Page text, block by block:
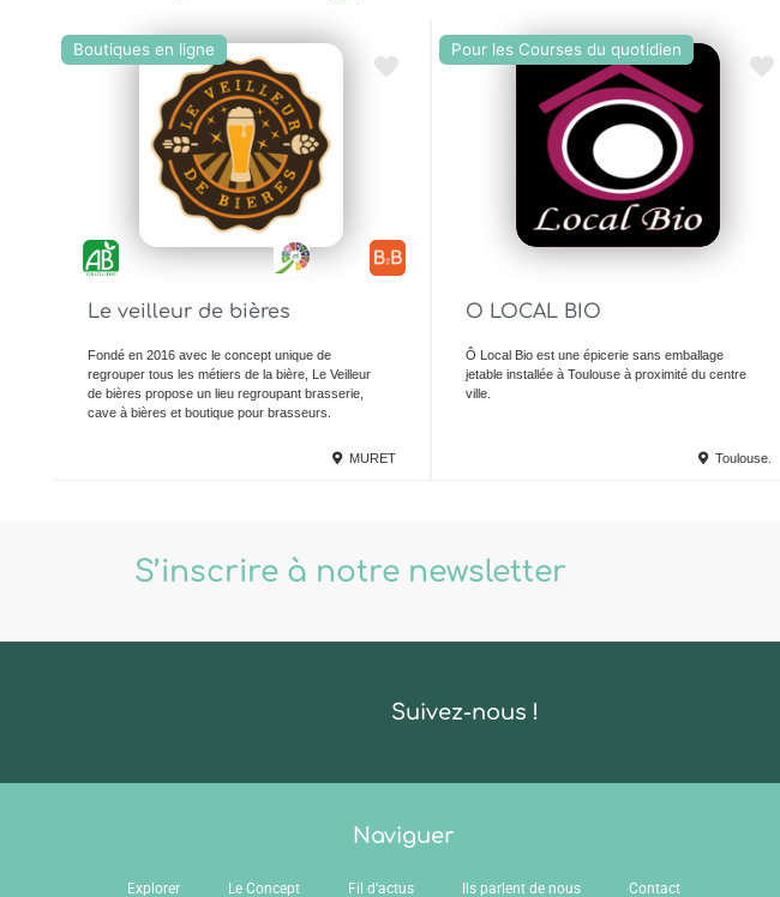
Boutiques en ligne Ajouter en Favoris
Le veilleur de bières
Fondé en 2016 avec le concept unique de
regrouper tous les métiers de la bière, Le Veilleur
de bières propose un lieu regroupant brasserie,
cave à bières et boutique pour brasseurs.
MURET
Pour les Courses du quotidien
O LOCAL BIO
Ô Local Bio est une épicerie sans emballage
jetable installée à Toulouse à proximité du centre
ville.
Toulouse.
S’inscrire à notre newsletter
Suivez-nous !
Naviguer
Explorer Le Concept Fil d’actus Ils parlent de nous Contact